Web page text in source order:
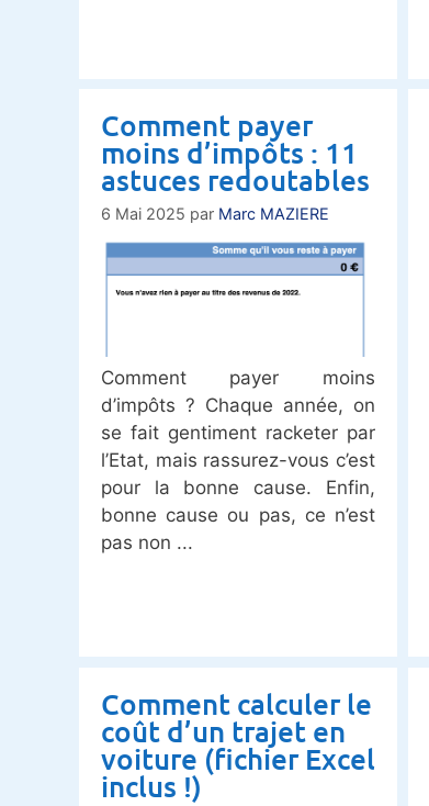
Comment payer
moins d’impôts : 11
astuces redoutables
6 Mai 2025 par Marc MAZIERE
Comment payer moins
d’impôts ? Chaque année, on
se fait gentiment racketer par
l’Etat, mais rassurez-vous c’est
pour la bonne cause. Enfin,
bonne cause ou pas, ce n’est
pas non
Comment calculer le
coût d’un trajet en
voiture (fichier Excel
inclus !)